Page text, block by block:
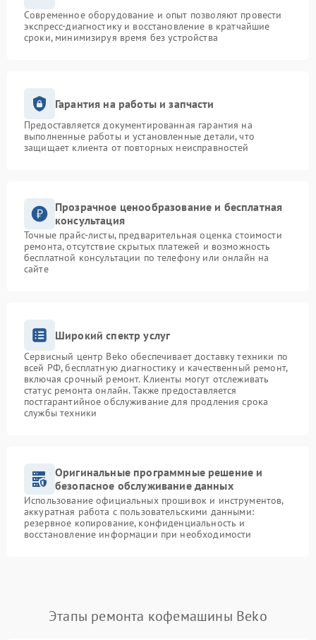
Современное оборудование и опыт позволяют провести
экспресс-диагностику и восстановление в кратчайшие
сроки, минимизируя время без устройства
Гарантия на работы и запчасти
Предоставляется документированная гарантия на
выполненные работы и установленные детали, что
защищает клиента от повторных неисправностей
Прозрачное ценообразование и бесплатная
консультация
Точные прайс-листы, предварительная оценка стоимости
ремонта, отсутствие скрытых платежей и возможность
бесплатной консультации по телефону или онлайн на
сайте
Широкий спектр услуг
Сервисный центр Beko обеспечивает доставку техники по
всей РФ, бесплатную диагностику и качественный ремонт,
включая срочный ремонт. Клиенты могут отслеживать
статус ремонта онлайн. Также предоставляется
постгарантийное обслуживание для продления срока
службы техники
Оригинальные программные решение и
безопасное обслуживание данных
Использование официальных прошивок и инструментов,
аккуратная работа с пользовательскими данными:
резервное копирование, конфиденциальность и
восстановление информации при необходимости
Этапы ремонта кофемашины Beko